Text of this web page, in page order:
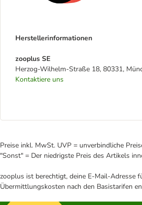
Herstellerinformationen
zooplus SE
Herzog-Wilhelm-Straße 18, 80331,
Kontaktiere uns
Preise inkl. MwSt. UVP = unverbindliche
"Sonst" = Der niedrigste Preis des Artikels
zooplus ist berechtigt, deine E-Mail-Adresse
Übermittlungskosten nach den Basistarifen